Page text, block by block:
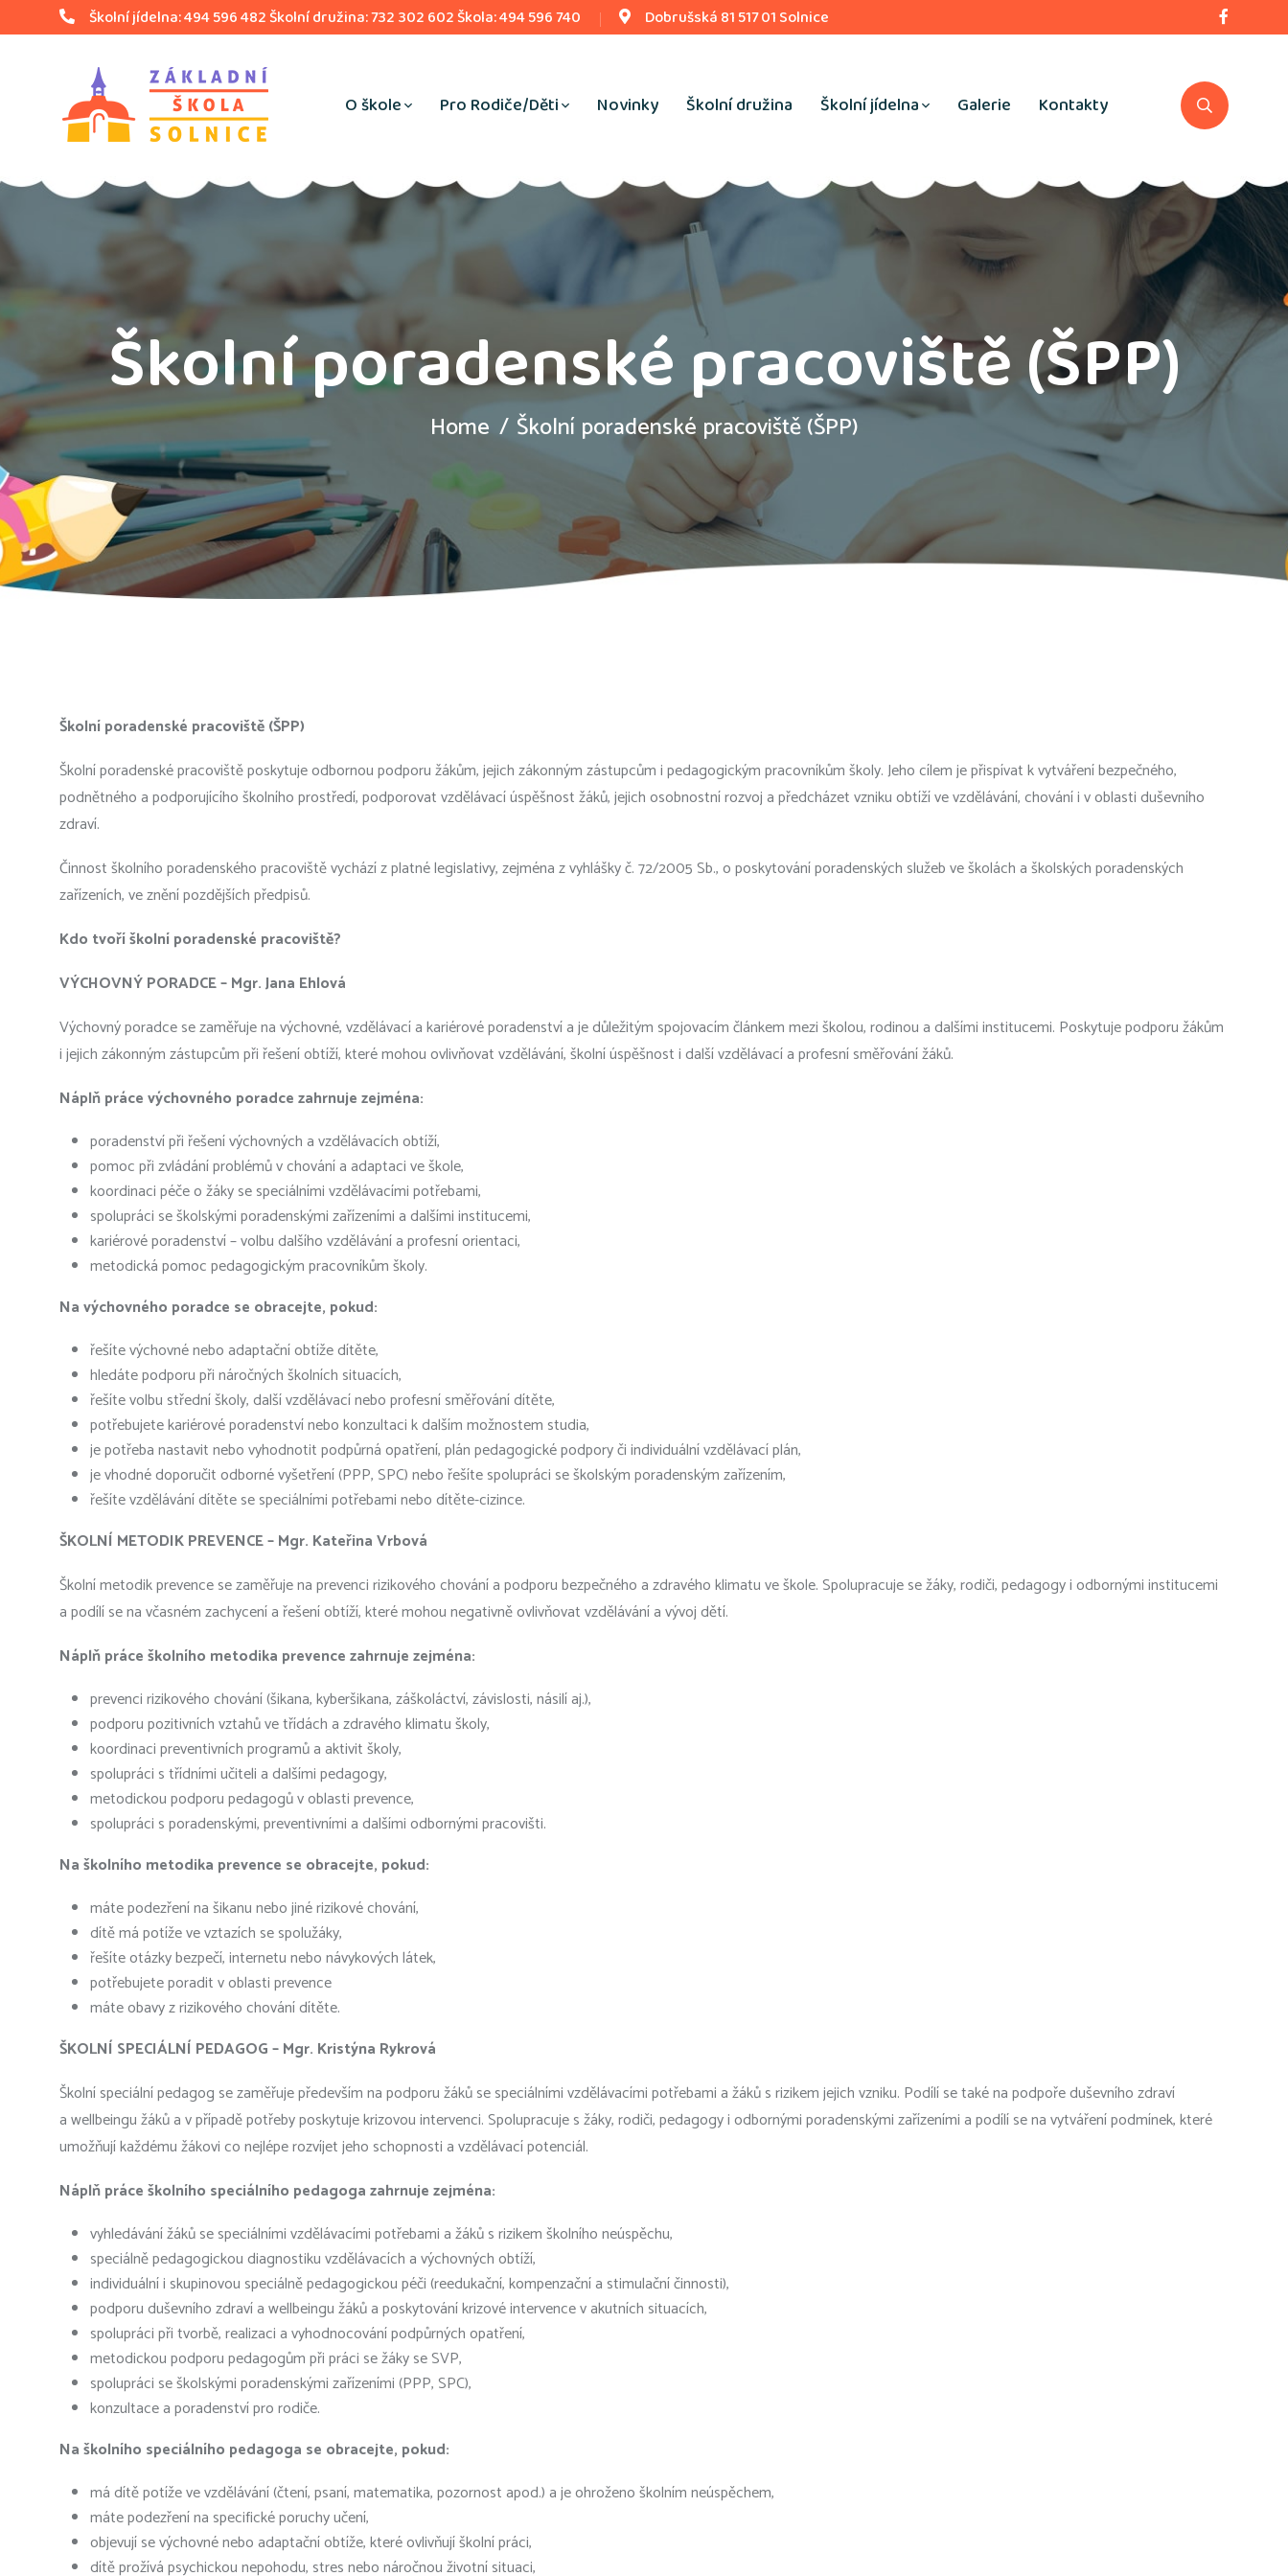
Školní jídelna: 494 596 482 Školní družina: 732 302 602 Škola: 494 596 740 Dobrušská 81 517 01 Solnice
O škole Pro Rodiče/Děti Novinky Školní družina Školní jídelna Galerie Kontakty
Školní poradenské pracoviště (ŠPP)
Home Školní poradenské pracoviště (ŠPP)
Školní poradenské pracoviště (ŠPP)
Školní poradenské pracoviště poskytuje odbornou podporu žákům, jejich zákonným zástupcům i pedagogickým pracovníkům školy. Jeho cílem je přispívat k vytváření bezpečného,
podnětného a podporujícího školního prostředí, podporovat vzdělávací úspěšnost žáků, jejich osobnostní rozvoj a předcházet vzniku obtíží ve vzdělávání, chování i v oblasti duševního
zdraví.
Činnost školního poradenského pracoviště vychází z platné legislativy, zejména z vyhlášky č. 72/2005 Sb., o poskytování poradenských služeb ve školách a školských poradenských
zařízeních, ve znění pozdějších předpisů.
Kdo tvoří školní poradenské pracoviště?
VÝCHOVNÝ PORADCE – Mgr. Jana Ehlová
Výchovný poradce se zaměřuje na výchovné, vzdělávací a kariérové poradenství a je důležitým spojovacím článkem mezi školou, rodinou a dalšími institucemi. Poskytuje podporu žákům
i jejich zákonným zástupcům při řešení obtíží, které mohou ovlivňovat vzdělávání, školní úspěšnost i další vzdělávací a profesní směřování žáků.
Náplň práce výchovného poradce zahrnuje zejména:
poradenství při řešení výchovných a vzdělávacích obtíží,
pomoc při zvládání problémů v chování a adaptaci ve škole,
koordinaci péče o žáky se speciálními vzdělávacími potřebami,
spolupráci se školskými poradenskými zařízeními a dalšími institucemi,
kariérové poradenství – volbu dalšího vzdělávání a profesní orientaci,
metodická pomoc pedagogickým pracovníkům školy.
Na výchovného poradce se obracejte, pokud:
řešíte výchovné nebo adaptační obtíže dítěte,
hledáte podporu při náročných školních situacích,
řešíte volbu střední školy, další vzdělávací nebo profesní směřování dítěte,
potřebujete kariérové poradenství nebo konzultaci k dalším možnostem studia,
je potřeba nastavit nebo vyhodnotit podpůrná opatření, plán pedagogické podpory či individuální vzdělávací plán,
je vhodné doporučit odborné vyšetření (PPP, SPC) nebo řešíte spolupráci se školským poradenským zařízením,
řešíte vzdělávání dítěte se speciálními potřebami nebo dítěte-cizince.
ŠKOLNÍ METODIK PREVENCE – Mgr. Kateřina Vrbová
Školní metodik prevence se zaměřuje na prevenci rizikového chování a podporu bezpečného a zdravého klimatu ve škole. Spolupracuje se žáky, rodiči, pedagogy i odbornými institucemi
a podílí se na včasném zachycení a řešení obtíží, které mohou negativně ovlivňovat vzdělávání a vývoj dětí.
Náplň práce školního metodika prevence zahrnuje zejména:
prevenci rizikového chování (šikana, kyberšikana, záškoláctví, závislosti, násilí aj.),
podporu pozitivních vztahů ve třídách a zdravého klimatu školy,
koordinaci preventivních programů a aktivit školy,
spolupráci s třídními učiteli a dalšími pedagogy,
metodickou podporu pedagogů v oblasti prevence,
spolupráci s poradenskými, preventivními a dalšími odbornými pracovišti.
Na školního metodika prevence se obracejte, pokud:
máte podezření na šikanu nebo jiné rizikové chování,
dítě má potíže ve vztazích se spolužáky,
řešíte otázky bezpečí, internetu nebo návykových látek,
potřebujete poradit v oblasti prevence
máte obavy z rizikového chování dítěte.
ŠKOLNÍ SPECIÁLNÍ PEDAGOG – Mgr. Kristýna Rykrová
Školní speciální pedagog se zaměřuje především na podporu žáků se speciálními vzdělávacími potřebami a žáků s rizikem jejich vzniku. Podílí se také na podpoře duševního zdraví
a wellbeingu žáků a v případě potřeby poskytuje krizovou intervenci. Spolupracuje s žáky, rodiči, pedagogy i odbornými poradenskými zařízeními a podílí se na vytváření podmínek, které
umožňují každému žákovi co nejlépe rozvíjet jeho schopnosti a vzdělávací potenciál.
Náplň práce školního speciálního pedagoga zahrnuje zejména:
vyhledávání žáků se speciálními vzdělávacími potřebami a žáků s rizikem školního neúspěchu,
speciálně pedagogickou diagnostiku vzdělávacích a výchovných obtíží,
individuální i skupinovou speciálně pedagogickou péči (reedukační, kompenzační a stimulační činnosti),
podporu duševního zdraví a wellbeingu žáků a poskytování krizové intervence v akutních situacích,
spolupráci při tvorbě, realizaci a vyhodnocování podpůrných opatření,
metodickou podporu pedagogům při práci se žáky se SVP,
spolupráci se školskými poradenskými zařízeními (PPP, SPC),
konzultace a poradenství pro rodiče.
Na školního speciálního pedagoga se obracejte, pokud:
má dítě potíže ve vzdělávání (čtení, psaní, matematika, pozornost apod.) a je ohroženo školním neúspěchem,
máte podezření na specifické poruchy učení,
objevují se výchovné nebo adaptační obtíže, které ovlivňují školní práci,
dítě prožívá psychickou nepohodu, stres nebo náročnou životní situaci,